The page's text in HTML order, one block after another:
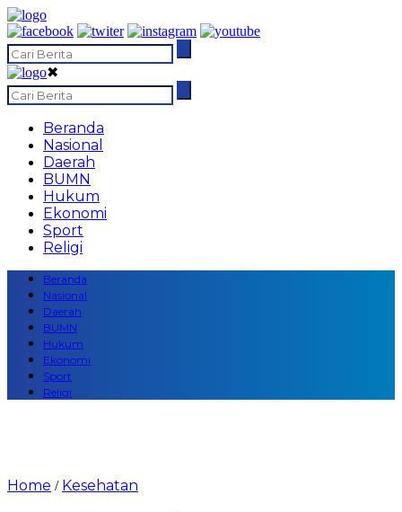
✖
Beranda
Nasional
Daerah
BUMN
Hukum
Ekonomi
Sport
Religi
Beranda
Nasional
Daerah
BUMN
Hukum
Ekonomi
Sport
Religi
Home / Kesehatan